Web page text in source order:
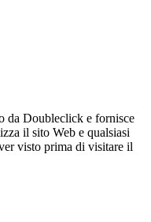
da Doubleclick e fornisce
il sito Web e qualsiasi
visto prima di visitare il